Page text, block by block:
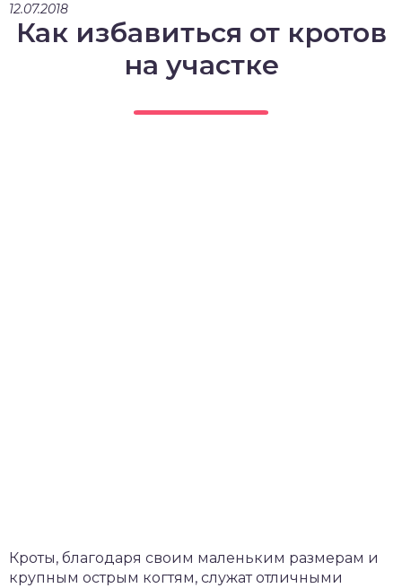
12.07.2018
Как избавиться от кротов
на участке
Кроты, благодаря своим маленьким размерам и
крупным острым когтям, служат отличными